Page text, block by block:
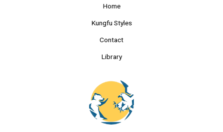
Home
Kungfu Styles
Contact
Library